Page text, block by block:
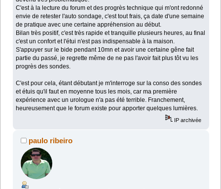
C'est à la lecture du forum et des progrès technique qui m'ont redonné
envie de retester l'auto sondage, c'est tout frais, ça date d'une semaine
de pratique avec une certaine appréhension au début.
Bilan très positif, c'est très rapide et tranquille plusieurs heures, au final
c'est un confort et l'étui n'est pas indispensable à la maison.
S'appuyer sur le bide pendant 10mn et avoir une certaine gêne fait
partie du passé, je regrette même de ne pas l'avoir fait plus tôt vu les
progrès des sondes.
C'est pour cela, étant débutant je m'interroge sur la conso des sondes
et étuis qu'il faut en moyenne tous les mois, car ma première
expérience avec un urologue n'a pas été terrible. Franchement,
heureusement que le forum existe pour apporter quelques lumières.
IP archivée
paulo ribeiro